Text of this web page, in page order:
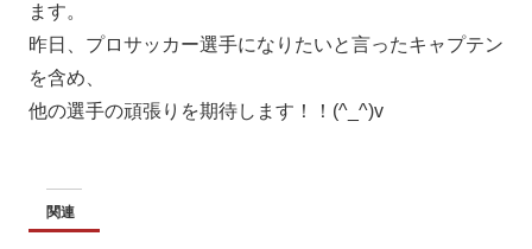
ます。
昨日、プロサッカー選手になりたいと言ったキャプテン
を含め、
他の選手の頑張りを期待します！！(^_^)v
関連